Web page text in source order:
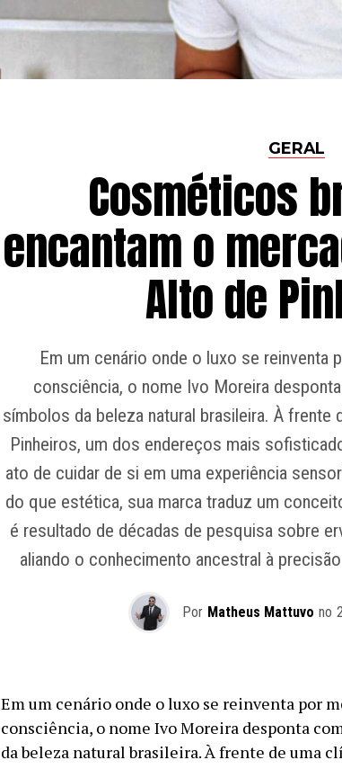
GERAL
Cosméticos
encantam o
Alto de
Em um cenário onde o luxo se reinventa
consciência, o nome Ivo Moreira
símbolos da beleza natural brasileira. À
Pinheiros, um dos endereços mais
ato de cuidar de si em uma experiência
do que estética, sua marca traduz um
é resultado de décadas de pesquisa sobre
aliando o conhecimento ancestral à
Por Matheus Mattuvo no
Em um cenário onde o luxo se reinventa por
consciência, o nome Ivo Moreira desponta
da beleza natural brasileira. À frente de uma